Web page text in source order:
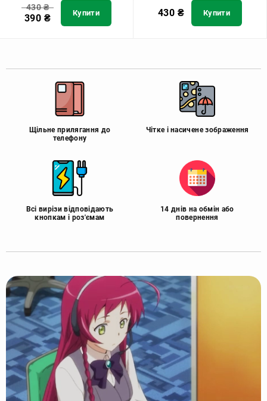
430₴
390 ₴ Купити 430 ₴ Купити
Щільне прилягання до
телефону
Чітке і насичене зображення
Всі вирізи відповідають
кнопкам і роз'ємам
14 днів на обмін або
повернення